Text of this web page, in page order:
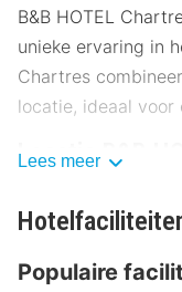
B&B HOTEL
unieke ervaring in
Chartres
locatie, ideaal voor
Locatie B&B
Het hotel ligt op
liefhebbers van
Lees meer
Populaire